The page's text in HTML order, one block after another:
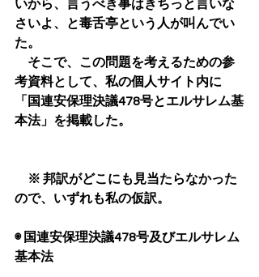
いから、言うべき事はきちっと言いな
さいよ、と毒舌亭という人が叫んでい
た。
そこで、この問題を考えるための参
考資料として、私の個人サイト内に
「国連安保理決議478号とエルサレム基
本法」を掲載した。
※ 邦訳がどこにも見当たらなかった
ので、いずれも私の仮訳。
◉ 国連安保理決議478号及びエルサレム
基本法